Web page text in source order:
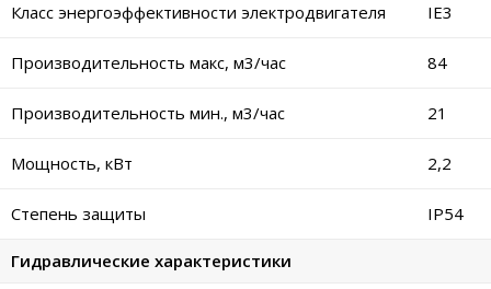
Класс энергоэффективности электродвигателя IE3
Производительность макс, м3/час 84
Производительность мин., м3/час 21
Мощность, кВт 2,2
Степень защиты IP54
Гидравлические характеристики